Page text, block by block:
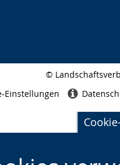
©
Einstellungen